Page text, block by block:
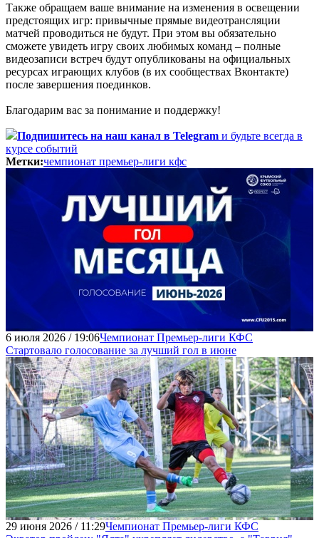
​Также обращаем ваше внимание на изменения в освещении
предстоящих игр: привычные прямые видеотрансляции
матчей проводиться не будут. При этом вы обязательно
сможете увидеть игру своих любимых команд – полные
видеозаписи встреч будут опубликованы на официальных
ресурсах играющих клубов (в их сообществах Вконтакте)
после завершения поединков.
​Благодарим вас за понимание и поддержку!
Подпишитесь на наш канал в Telegram и будьте всегда в
курсе событий
Метки:чемпионат премьер-лиги кфс
6 июля 2026 / 19:06Чемпионат Премьер-лиги КФС
Стартовало голосование за лучший гол в июне
29 июня 2026 / 11:29Чемпионат Премьер-лиги КФС